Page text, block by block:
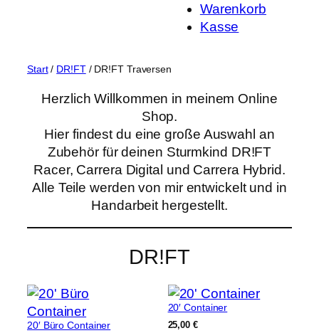
Warenkorb
Kasse
Start/ DR!FT/ DR!FT Traversen
Herzlich Willkommen in meinem Online
Shop.
Hier findest du eine große Auswahl an
Zubehör für deinen Sturmkind DR!FT
Racer, Carrera Digital und Carrera Hybrid.
Alle Teile werden von mir entwickelt und in
Handarbeit hergestellt.
DR!FT
20′ Büro Container
20′ Container
25,00 €